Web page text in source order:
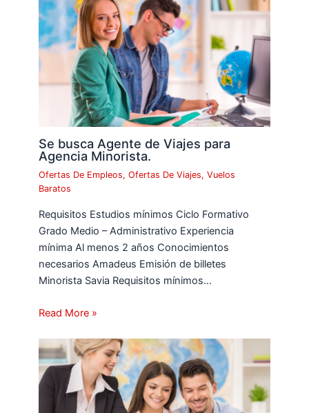
Se busca Agente de Viajes para
Agencia Minorista.
Ofertas De Empleos,Ofertas De Viajes,Vuelos
Baratos
Requisitos Estudios mínimos Ciclo Formativo
Grado Medio – Administrativo Experiencia
mínima Al menos 2 años Conocimientos
necesarios Amadeus Emisión de billetes
Minorista Savia Requisitos mínimos…
Read More »